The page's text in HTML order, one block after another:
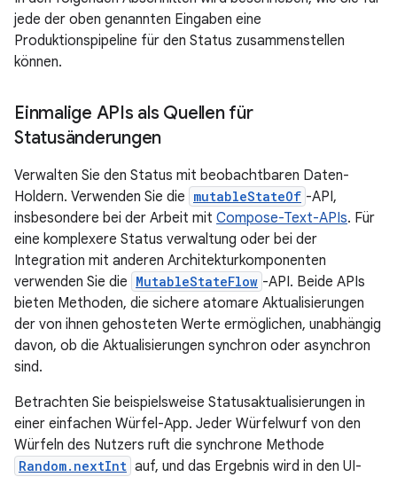
jede der oben genannten Eingaben eine
Produktionspipeline für den Status zusammenstellen
können.
Einmalige APIs als Quellen für
Statusänderungen
Verwalten Sie den Status mit beobachtbaren Daten-
Holdern. Verwenden Sie die mutableStateOf -API,
insbesondere bei der Arbeit mit Compose-Text-APIs. Für
eine komplexere Status verwaltung oder bei der
Integration mit anderen Architekturkomponenten
verwenden Sie die MutableStateFlow -API. Beide APIs
bieten Methoden, die sichere atomare Aktualisierungen
der von ihnen gehosteten Werte ermöglichen, unabhängig
davon, ob die Aktualisierungen synchron oder asynchron
sind.
Betrachten Sie beispielsweise Statusaktualisierungen in
einer einfachen Würfel-App. Jeder Würfelwurf von den
Würfeln des Nutzers ruft die synchrone Methode
Random.nextInt auf, und das Ergebnis wird in den UI-